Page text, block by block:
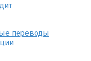
переводы